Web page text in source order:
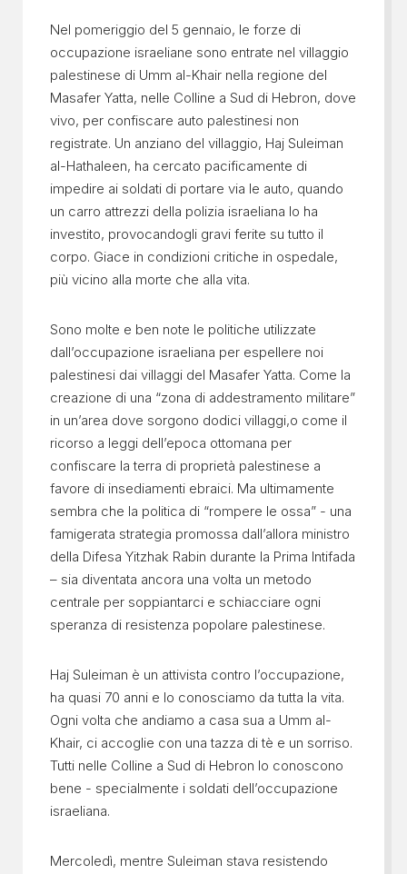
Nel pomeriggio del 5 gennaio, le forze di
occupazione israeliane sono entrate nel villaggio
palestinese di Umm al-Khair nella regione del
Masafer Yatta, nelle Colline a Sud di Hebron, dove
vivo, per confiscare auto palestinesi non
registrate. Un anziano del villaggio, Haj Suleiman
al-Hathaleen, ha cercato pacificamente di
impedire ai soldati di portare via le auto, quando
un carro attrezzi della polizia israeliana lo ha
investito, provocandogli gravi ferite su tutto il
corpo. Giace in condizioni critiche in ospedale,
più vicino alla morte che alla vita.
Sono molte e ben note le politiche utilizzate
dall’occupazione israeliana per espellere noi
palestinesi dai villaggi del Masafer Yatta. Come la
creazione di una “zona di addestramento militare”
in un’area dove sorgono dodici villaggi,o come il
ricorso a leggi dell’epoca ottomana per
confiscare la terra di proprietà palestinese a
favore di insediamenti ebraici. Ma ultimamente
sembra che la politica di “rompere le ossa” - una
famigerata strategia promossa dall’allora ministro
della Difesa Yitzhak Rabin durante la Prima Intifada
– sia diventata ancora una volta un metodo
centrale per soppiantarci e schiacciare ogni
speranza di resistenza popolare palestinese.
Haj Suleiman è un attivista contro l’occupazione,
ha quasi 70 anni e lo conosciamo da tutta la vita.
Ogni volta che andiamo a casa sua a Umm al-
Khair, ci accoglie con una tazza di tè e un sorriso.
Tutti nelle Colline a Sud di Hebron lo conoscono
bene - specialmente i soldati dell’occupazione
israeliana.
Mercoledì, mentre Suleiman stava resistendo